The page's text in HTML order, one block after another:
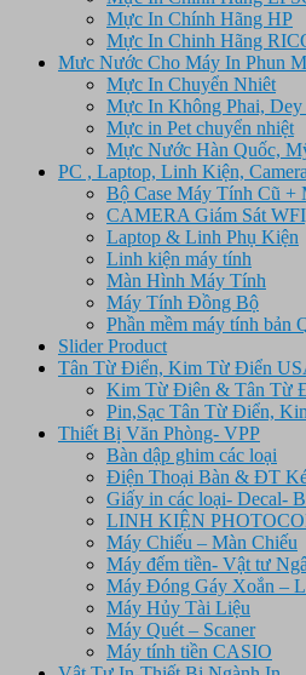
Mực In Chính Hãng HP
Mực In Chinh Hãng
Mưc Nước Cho Máy In Phun
Mực In Chuyển Nhiêt
Mực In Không Phai,
Mực in Pet chuyển nhiệt
Mực Nước Hàn Quốc,
PC , Laptop, Linh Kiện, Camera
Bộ Case Máy Tính Cũ +
CAMERA Giám Sát
Laptop & Linh Phụ Kiện
Linh kiện máy tính
Màn Hình Máy Tính
Máy Tính Đồng Bộ
Phần mềm máy tính bản
Slider Product
Tân Từ Điển, Kim Từ Điển
Kim Từ Điên & Tân Từ
Pin,Sạc Tân Từ Điển,
Thiết Bị Văn Phòng- VPP
Bàn dập ghim các loại
Điện Thoại Bàn & ĐT
Giấy in các loại- Decal-
LINH KIỆN
Máy Chiếu – Màn Chiếu
Máy đếm tiền- Vật tư
Máy Đóng Gáy Xoắn –
Máy Hủy Tài Liệu
Máy Quét – Scaner
Máy tính tiền CASIO